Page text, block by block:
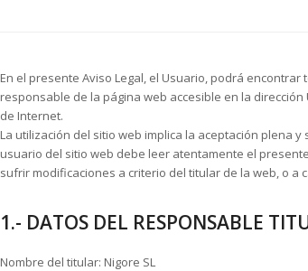
En el presente Aviso Legal, el Usuario, podrá
responsable de la página web accesible en la
de Internet.
La utilización del sitio web implica la aceptación plena
usuario del sitio web debe leer atentamente el
sufrir modificaciones a criterio del titular de la web, o a
1.- DATOS DEL RESPONSABLE
Nombre del titular: Nigore SL